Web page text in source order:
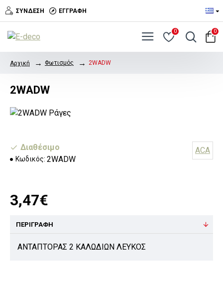
ΣΎΝΔΕΣΗ ΕΓΓΡΑΦΉ
0 0
Αρχική Φωτισμός 2WADW
2WADW
Διαθέσιμο
Κωδικός: 2WADW
ACA
3,47€
ΠΕΡΙΓΡΑΦΉ
ΑΝΤΑΠΤΟΡΑΣ 2 ΚΑΛΩΔΙΩΝ ΛΕΥΚΟΣ